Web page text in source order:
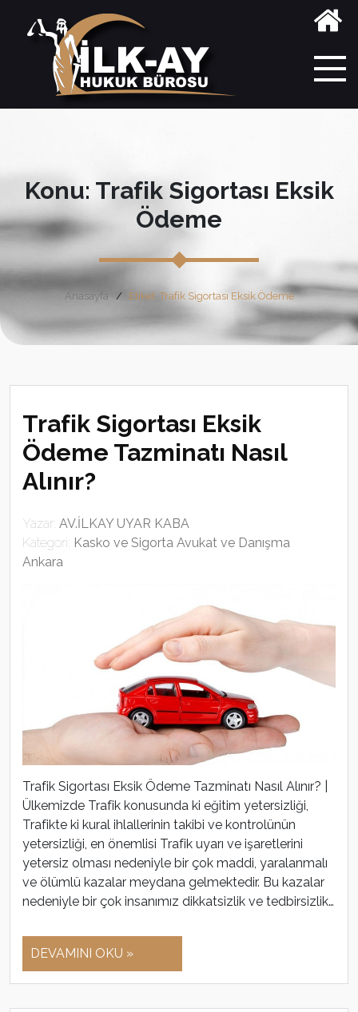
Konu: Trafik Sigortası Eksik
Ödeme
Anasayfa Etiket: Trafik Sigortası Eksik Ödeme
Trafik Sigortası Eksik
Ödeme Tazminatı Nasıl
Alınır?
Yazar: AV.İLKAY UYAR KABA
Kategori: Kasko ve Sigorta Avukat ve Danışma
Ankara
Trafik Sigortası Eksik Ödeme Tazminatı Nasıl Alınır? |
Ülkemizde Trafik konusunda ki eğitim yetersizliği,
Trafikte ki kural ihlallerinin takibi ve kontrolünün
yetersizliği, en önemlisi Trafik uyarı ve işaretlerini
yetersiz olması nedeniyle bir çok maddi, yaralanmalı
ve ölümlü kazalar meydana gelmektedir. Bu kazalar
nedeniyle bir çok insanımız dikkatsizlik ve tedbirsizlik…
DEVAMINI OKU »